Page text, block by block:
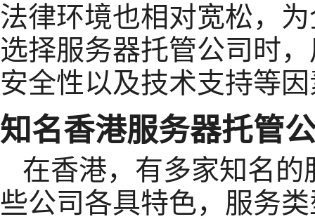
法律环境也相对宽松，
选择服务器托管公司时
安全性以及技术支持等
知名香港服务器托管
在香港，有多家知名
些公司各具特色，服务